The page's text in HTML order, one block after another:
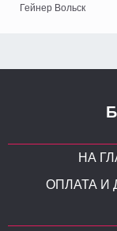
Гейнер Вольск
НА
ОПЛАТА И